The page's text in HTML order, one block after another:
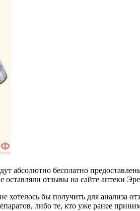
абсолютно бесплатно
оставляли отзывы на сайте аптеки
бы получить для анализа
либо те, кто уже ранее